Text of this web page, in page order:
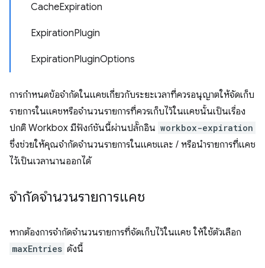
CacheExpiration
ExpirationPlugin
ExpirationPluginOptions
การกำหนดข้อจำกัดในแคชเกี่ยวกับระยะเวลาที่ควรอนุญาตให้จัดเก็บ
รายการในแคชหรือจำนวนรายการที่ควรเก็บไว้ในแคชนั้นเป็นเรื่อง
ปกติ Workbox มีฟังก์ชันนี้ผ่านปลั๊กอิน workbox-expiration
ซึ่งช่วยให้คุณจำกัดจำนวนรายการในแคชและ / หรือนำรายการที่แคช
ไว้เป็นเวลานานออกได้
จำกัดจำนวนรายการแคช
หากต้องการจํากัดจํานวนรายการที่จัดเก็บไว้ในแคช ให้ใช้ตัวเลือก
maxEntries ดังนี้